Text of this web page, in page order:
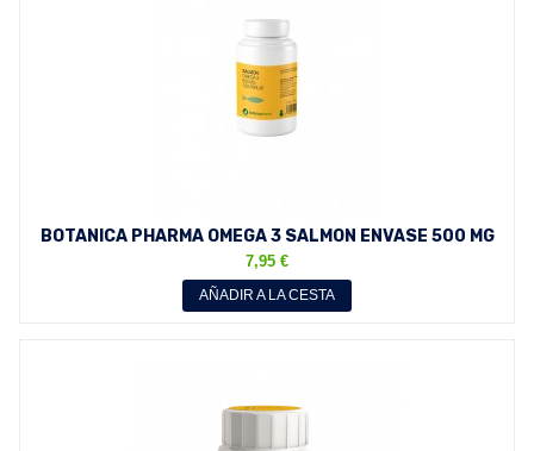
BOTANICA PHARMA OMEGA 3 SALMON ENVASE 500 MG
120 PERLAS
7,95 €
AÑADIR A LA CESTA